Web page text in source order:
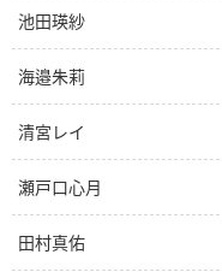
池田瑛紗
海邉朱莉
清宮レイ
瀬戸口心月
田村真佑